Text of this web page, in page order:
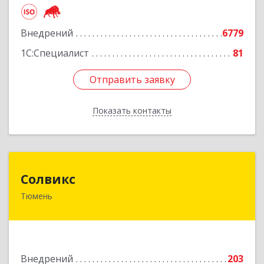
Внедрений
6779
1С:Специалист
81
Отправить заявку
Показать контакты
Отправить заявку
Назад
Солвикс
Тюмень
Внедрений
203
625031, Тюменская обл, Тюмень г, Щербакова